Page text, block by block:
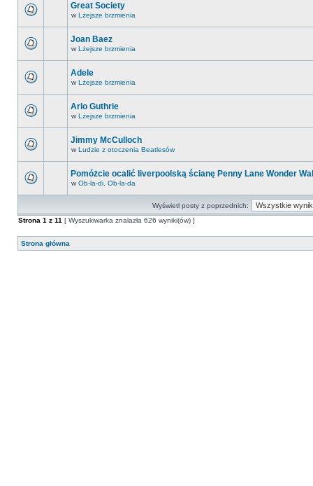
Great Society
w Lżejsze brzmienia
Joan Baez
w Lżejsze brzmienia
Adele
w Lżejsze brzmienia
Arlo Guthrie
w Lżejsze brzmienia
Jimmy McCulloch
w Ludzie z otoczenia Beatlesów
Pomóżcie ocalić liverpoolską ścianę Penny Lane Wonder
w Ob-la-di, Ob-la-da
Wyświetl posty z poprzednich:
Strona 1 z 11 [ Wyszukiwarka znalazła 626 wyniki(ów) ]
Strona główna